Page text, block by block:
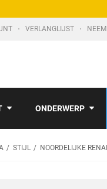
VERLANGLIJST
ONDERWERP
STIJL NOORDELIJKE